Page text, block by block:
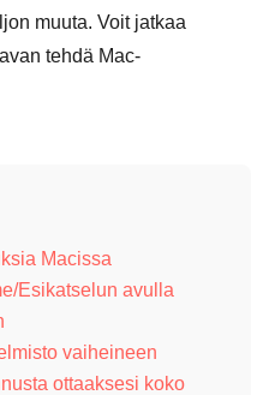
muuta. Voit jatkaa
tehdä Mac-
Macissa
Esikatselun avulla
vaiheineen
ottaaksesi koko